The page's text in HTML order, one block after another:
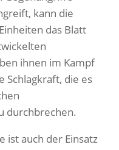
kann die
das Blatt
ihnen im Kampf
Schlagkraft, die es
durchbrechen.
ist auch der Einsatz